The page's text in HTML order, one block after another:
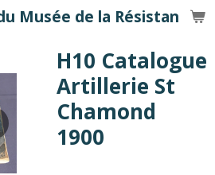
Musée de la Résistance
H10 Catalogue
Artillerie St
Chamond
1900